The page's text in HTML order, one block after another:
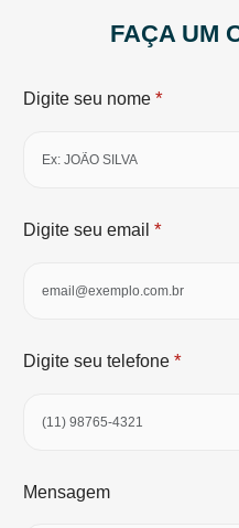
FAÇA UM
Digite seu nome *
Digite seu email *
Digite seu telefone *
Mensagem